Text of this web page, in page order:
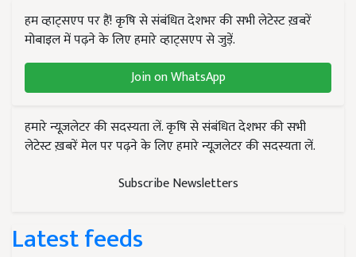
हम व्हाट्सएप पर हैं! कृषि से संबंधित देशभर की सभी लेटेस्ट ख़बरें
मोबाइल में पढ़ने के लिए हमारे व्हाट्सएप से जुड़ें.
Join on WhatsApp
हमारे न्यूज़लेटर की सदस्यता लें. कृषि से संबंधित देशभर की सभी
लेटेस्ट ख़बरें मेल पर पढ़ने के लिए हमारे न्यूज़लेटर की सदस्यता लें.
Subscribe Newsletters
Latest feeds